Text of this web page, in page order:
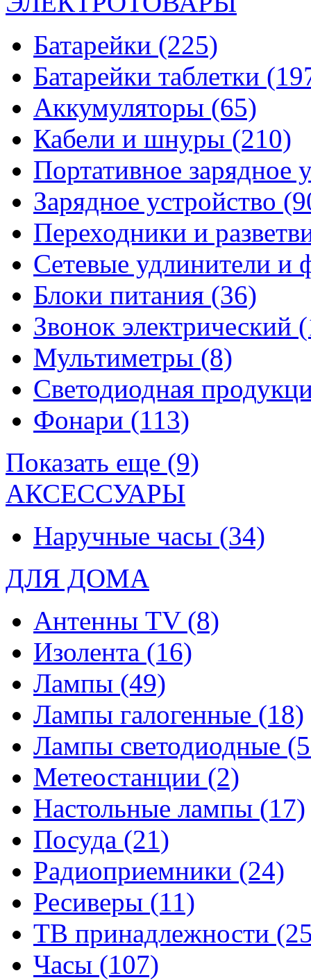
Батарейки (225)
Батарейки таблетки
Аккумуляторы (65)
Кабели и шнуры (210)
Портативное зарядное
Зарядное устройство
Переходники и
Сетевые удлинители и
Блоки питания (36)
Звонок электрический
Мультиметры (8)
Светодиодная
Фонари (113)
Показать еще (9)
АКСЕССУАРЫ
Наручные часы (34)
ДЛЯ ДОМА
Антенны TV (8)
Изолента (16)
Лампы (49)
Лампы галогенные (18)
Лампы светодиодные
Метеостанции (2)
Настольные лампы (17)
Посуда (21)
Радиоприемники (24)
Ресиверы (11)
ТВ принадлежности
Часы (107)